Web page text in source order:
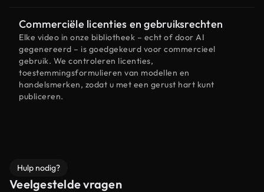
Commerciële licenties en gebruiksrechten
Elke video in onze bibliotheek – echt of door AI
gegenereerd – is goedgekeurd voor commercieel
gebruik. We controleren licenties,
toestemmingsformulieren van modellen en
handelsmerken, zodat u met een gerust hart kunt
publiceren.
Hulp nodig?
Veelgestelde vragen